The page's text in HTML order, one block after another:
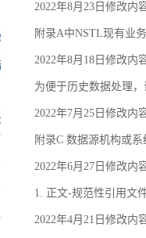
对象命名
系，定义实体对象之间的
模型的验证
2022年8月23日修改内
附录A中NSTL现有业
2022年8月18日修改内
为便于历史数据处理
2022年7月25日修改内
附录C 数据源机构或
2022年6月27日修改内
1. 正文-规范性引用文
2022年4月21日修改内